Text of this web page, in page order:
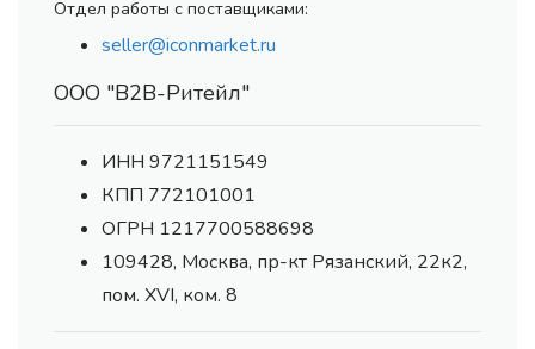
Отдел работы с поставщиками:
seller@iconmarket.ru
ООО "В2В-Ритейл"
ИНН 9721151549
КПП 772101001
ОГРН 1217700588698
109428, Москва, пр-кт Рязанский, 22к2,
пом. XVI, ком. 8